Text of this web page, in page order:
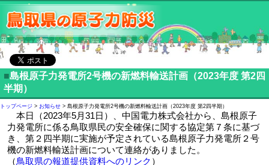
■島根原子力発電所2号機の新燃料輸送計画（2023年度 第2四
半期）
トップページ > お知らせ > 島根原子力発電所2号機の新燃料輸送計画（2023年度 第2四半期）
本日（2023年5月31日）、中国電力株式会社から、島根原子
力発電所に係る鳥取県民の安全確保に関する協定第７条に基づ
き、第２四半期に実施が予定されている島根原子力発電所２号
機の新燃料輸送計画について連絡がありました。
（鳥取県の報道提供資料へのリンク ）